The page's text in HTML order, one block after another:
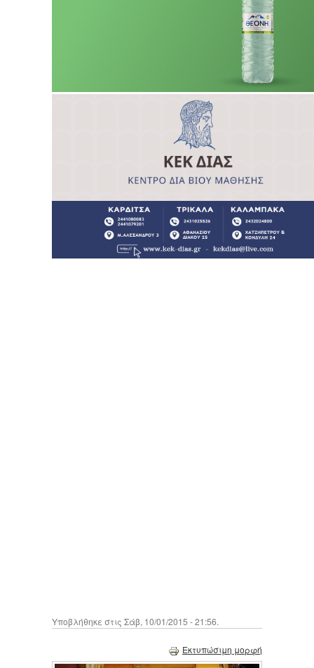
Υποβλήθηκε στις Σάβ, 10/01/2015 - 21:56.
Εκτυπώσιμη μορφή